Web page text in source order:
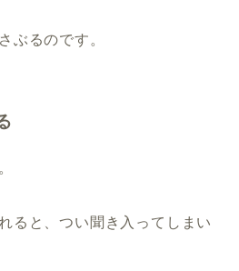
ぶるのです。
ると、つい聞き入ってしまい